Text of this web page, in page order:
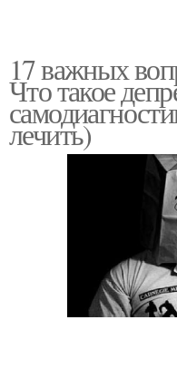
17 важных
Что такое
лечить)